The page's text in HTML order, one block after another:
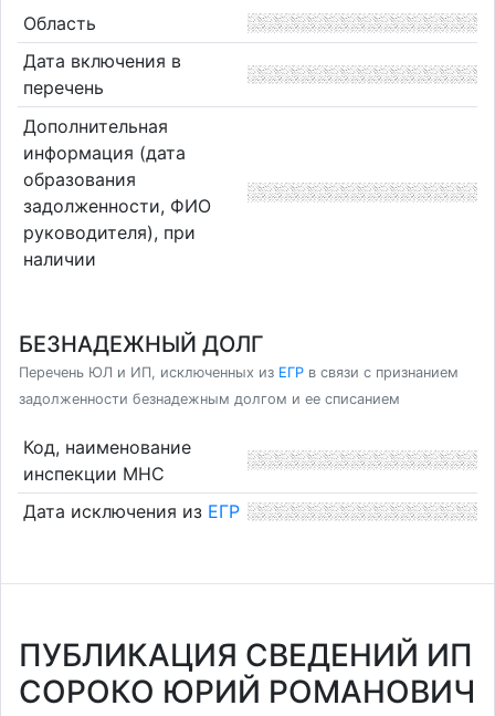
Область
Дата включения в
перечень
Дополнительная
информация (дата
образования
задолженности, ФИО
руководителя), при
наличии
БЕЗНАДЕЖНЫЙ ДОЛГ
Перечень ЮЛ и ИП, исключенных из ЕГР в связи с признанием
задолженности безнадежным долгом и ее списанием
Код, наименование
инспекции МНС
Дата исключения из ЕГР
ПУБЛИКАЦИЯ СВЕДЕНИЙ ИП
СОРОКО ЮРИЙ РОМАНОВИЧ